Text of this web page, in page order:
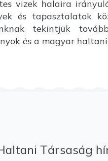
vizek halaira
és tapasztalatok
tekintjük
és a magyar
Társaság